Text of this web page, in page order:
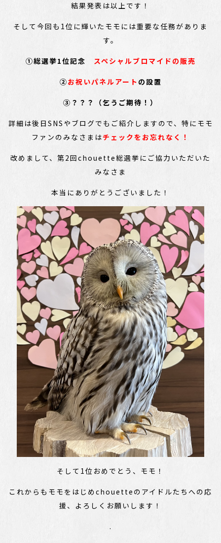
結果発表は以上です！
そして今回も1位に輝いたモモには重要な任務がありま
す。
①総選挙1位記念 スペシャルブロマイドの販売
②お祝いパネルアート の設置
③？？？（乞うご期待！）
詳細は後日SNSやブログでもご紹介しますので、特にモモ
ファンのみなさまはチェックをお忘れなく！
改めまして、第2回chouette総選挙にご協力いただいた
みなさま
本当にありがとうございました！
そして1位おめでとう、モモ！
これからもモモをはじめchouetteのアイドルたちへの応
援、よろしくお願いします！
.